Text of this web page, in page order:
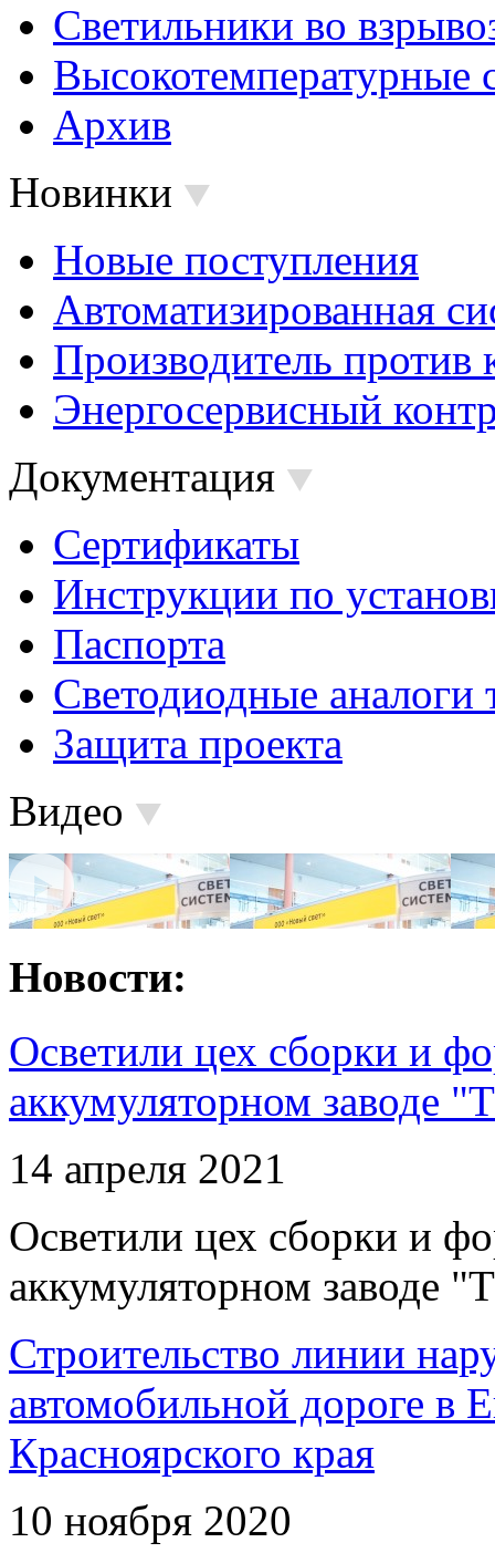
Светильники во
Высокотемпературные
Архив
Новинки
Новые поступления
Автоматизированная
Производитель против
Энергосервисный
Документация
Сертификаты
Инструкции по
Паспорта
Светодиодные аналоги
Защита проекта
Видео
Новости:
Осветили цех сборки и
аккумуляторном заводе
14 апреля 2021
Осветили цех сборки и
аккумуляторном заводе
Строительство линии
автомобильной дороге в
Красноярского края
10 ноября 2020